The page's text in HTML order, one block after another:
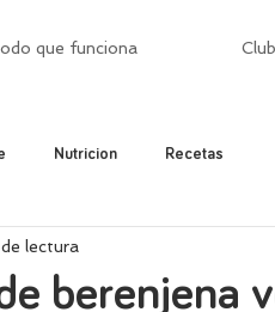
que funciona Club
Nutricion Recetas
berenjena
lectura